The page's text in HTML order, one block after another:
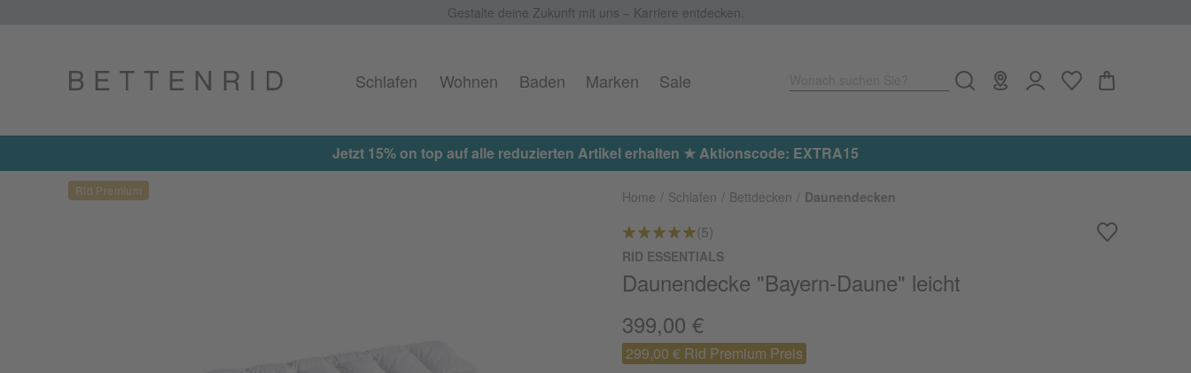
Gestalte deine Zukunft mit uns – Karriere entdecken.
Schlafen Wohnen Baden Marken Sale
Jetzt 15% on top auf alle reduzierten Artikel erhalten ★
Home Schlafen Bettdecken Daunendecken
(5)
RID ESSENTIALS
Daunendecke "Bayern-Daune" leicht
399,00 €
299,00 € Rid Premium Preis